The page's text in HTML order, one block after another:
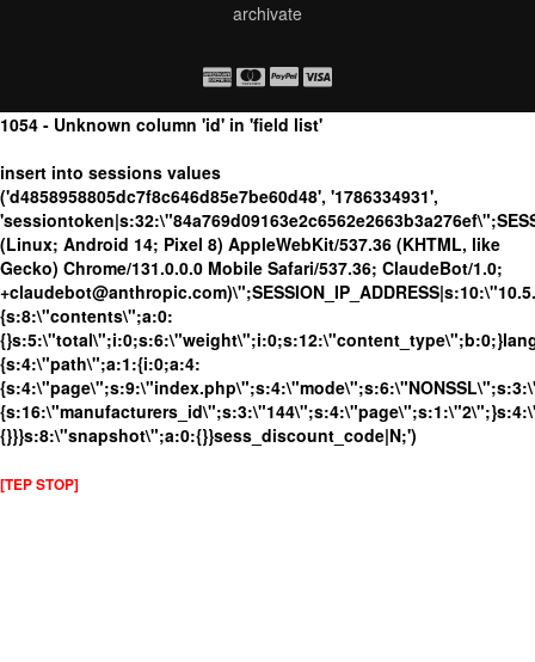
archivate
1054 - Unknown column 'id' in 'field list'
insert into sessions values
('d4858958805dc7f8c646d85e7be60d48', '1786334931',
(Linux; Android 14; Pixel 8) AppleWebKit/537.36 (KHTML, like
Gecko) Chrome/131.0.0.0 Mobile Safari/537.36; ClaudeBot/1.0;
{s:8:\"contents\";a:0:
{s:4:\"path\";a:1:{i:0;a:4:
{}}}s:8:\"snapshot\";a:0:{}}sess_discount_code|N;')
[TEP STOP]